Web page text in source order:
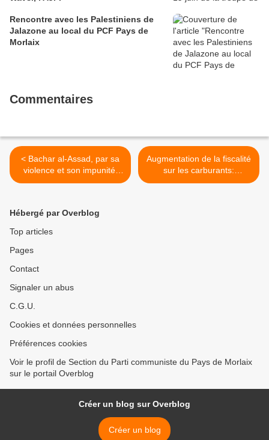
Rencontre avec les Palestiniens de
Jalazone au local du PCF Pays de
Morlaix
Commentaires
< Bachar al-Assad, par sa
violence et son impunité,
signifie aux Syriens que rien
Catherine Calvet et Luc
Augmentation de la fiscalité
sur les carburants:
l'arnaque démontrée par
Hébergé par Overblog
Top articles
Pages
Contact
Signaler un abus
C.G.U.
Cookies et données personnelles
Préférences cookies
Voir le profil de Section du Parti communiste du Pays de Morlaix
sur le portail Overblog
Créer un blog sur Overblog
Créer un blog